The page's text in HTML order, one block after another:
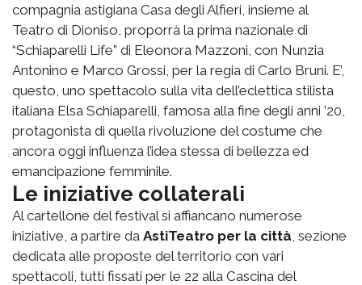
compagnia astigiana Casa degli Alfieri, insieme al
Teatro di Dioniso, proporrà la prima nazionale di
“Schiaparelli Life” di Eleonora Mazzoni, con Nunzia
Antonino e Marco Grossi, per la regia di Carlo Bruni. E’,
questo, uno spettacolo sulla vita dell’eclettica stilista
italiana Elsa Schiaparelli, famosa alla fine degli anni ’20,
protagonista di quella rivoluzione del costume che
ancora oggi influenza l’idea stessa di bellezza ed
emancipazione femminile.
Le iniziative collaterali
Al cartellone del festival si affiancano numerose
iniziative, a partire da AstiTeatro per la città , sezione
dedicata alle proposte del territorio con vari
spettacoli, tutti fissati per le 22 alla Cascina del